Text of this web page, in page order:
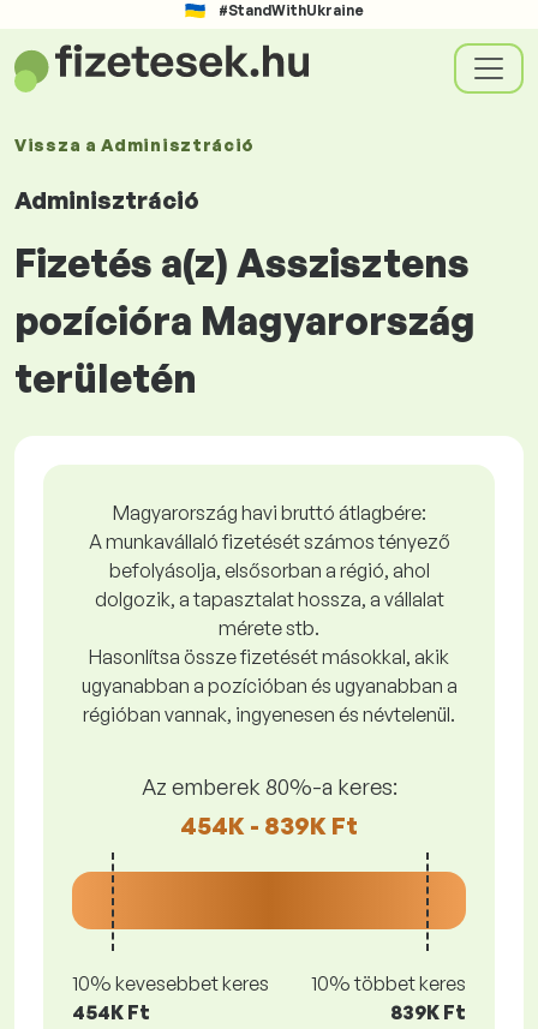
#StandWithUkraine
Vissza aAdminisztráció
Adminisztráció
Fizetés a(z) Asszisztens
pozícióra Magyarország
területén
Magyarország havi bruttó átlagbére:
A munkavállaló fizetését számos tényező
befolyásolja, elsősorban a régió, ahol
dolgozik, a tapasztalat hossza, a vállalat
mérete stb.
Hasonlítsa össze fizetését másokkal, akik
ugyanabban a pozícióban és ugyanabban a
régióban vannak, ingyenesen és névtelenül.
Az emberek 80%-a keres:
454K - 839K Ft
10% kevesebbet keres
454K Ft
10% többet keres
839K Ft